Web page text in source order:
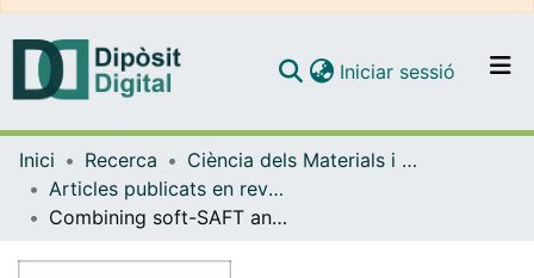
Navega per tot el DD
Iniciar sessió (current)
Inici Recerca
Ciència dels Materials i Química Física
Articles publicats en revistes (Ciència dels Materials i Química Física)
Combining soft-SAFT and COSMO-RS modeling tools to assess the CO2-SO2 separation using phosphonium-based ionic liquids